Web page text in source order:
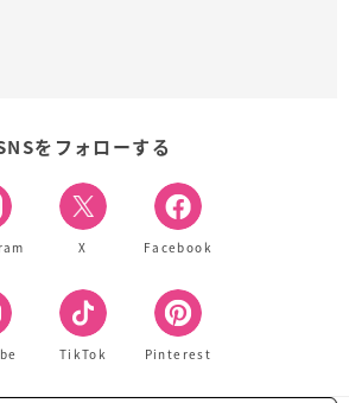
をフォローする
X Facebook
TikTok Pinterest